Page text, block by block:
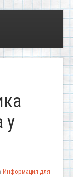
у
Информация для